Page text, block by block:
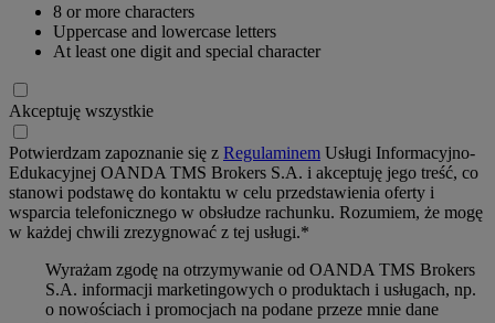
8 or more characters
Uppercase and lowercase letters
At least one digit and special character
Akceptuję wszystkie
Potwierdzam zapoznanie się z Regulaminem Usługi Informacyjno-
Edukacyjnej OANDA TMS Brokers S.A. i akceptuję jego treść, co
stanowi podstawę do kontaktu w celu przedstawienia oferty i
wsparcia telefonicznego w obsłudze rachunku. Rozumiem, że mogę
w każdej chwili zrezygnować z tej usługi.*
Wyrażam zgodę na otrzymywanie od OANDA TMS Brokers
S.A. informacji marketingowych o produktach i usługach, np.
o nowościach i promocjach na podane przeze mnie dane